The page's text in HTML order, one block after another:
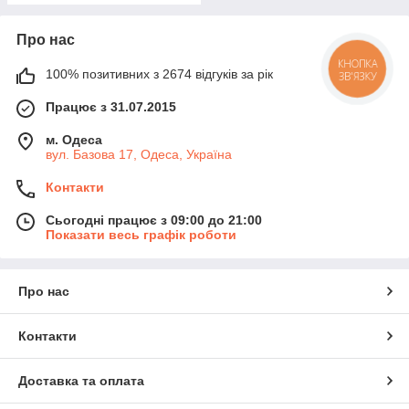
Про нас
100% позитивних з 2674 відгуків за рік
Працює з 31.07.2015
м. Одеса
вул. Базова 17, Одеса, Україна
Контакти
Сьогодні працює з 09:00 до 21:00
Показати весь графік роботи
Про нас
Контакти
Доставка та оплата
КНОПКА
ЗВ'ЯЗКУ